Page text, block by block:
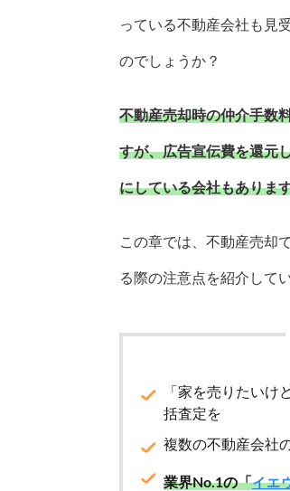
っている不動産会社も見
のでしょうか？
不動産売却時の仲介手数
すが、広告宣伝費を還元
にしている会社もありま
この章では、不動産売却
る際の注意点を紹介して
「家を売りたいけ
括査定を
複数の不動産会社
業界No.1の「イエ